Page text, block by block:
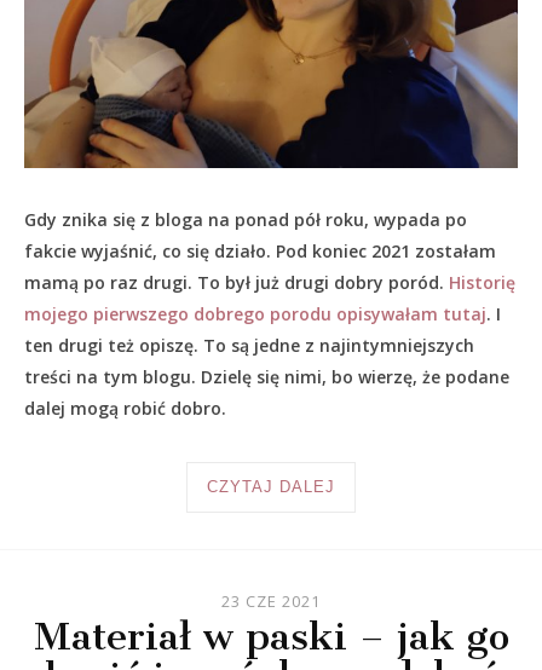
Gdy znika się z bloga na ponad pół roku, wypada po
fakcie wyjaśnić, co się działo. Pod koniec 2021 zostałam
mamą po raz drugi. To był już drugi dobry poród. Historię
mojego pierwszego dobrego porodu opisywałam tutaj. I
ten drugi też opiszę. To są jedne z najintymniejszych
treści na tym blogu. Dzielę się nimi, bo wierzę, że podane
dalej mogą robić dobro.
CZYTAJ DALEJ
23 CZE 2021
Materiał w paski – jak go